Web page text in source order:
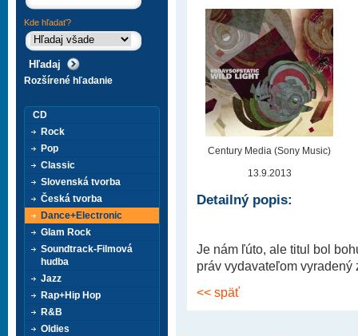
Century Media (Sony Music)
13.9.2013
Detailný popis:
Je nám ľúto, ale titul bol
práv vydavateľom vyradený
<< späť
Kde hľadať?
Rozšírené hľadanie
CD
Rock
Pop
Classic
Slovenská tvorba
Česká tvorba
Dance+Electronic
Glam Rock
Soundtrack-Filmová
hudba
Jazz
Rap+Hip Hop
R&B
Oldies